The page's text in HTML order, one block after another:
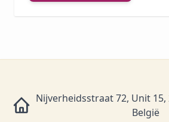
Nijverheidsstraat 72, Unit
België